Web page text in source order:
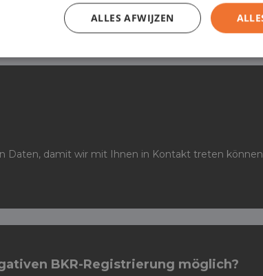
damit wir mit Ihnen in Kontakt treten
BKR-Registrierung möglich?
ALLES AFWIJZEN